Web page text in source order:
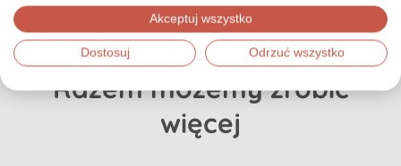
Wspieramy Ciebie na
każdym kroku
Razem możemy zrobić
więcej
Akceptuj wszystko
Dostosuj Odrzuć wszystko